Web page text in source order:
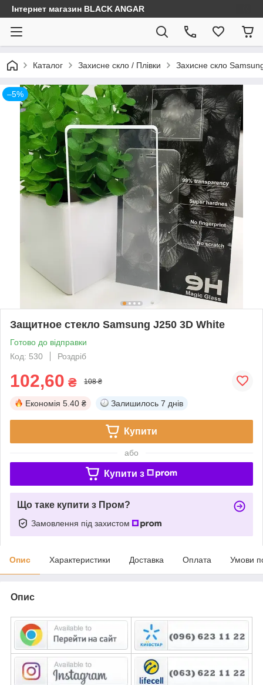
Інтернет магазин BLACK ANGAR
Каталог Захисне скло / Плівки Захисне скло
–5%
Защитное стекло Samsung J250 3D White
Готово до відправки
Код: 530
Роздріб
102,60 ₴ 108 ₴
Економія 5.40 ₴ Залишилось 7 днів
Купити
або
Купити з
Що таке купити з Пром?
Замовлення під захистом
Опис Характеристики Доставка Оплата Умови
Опис